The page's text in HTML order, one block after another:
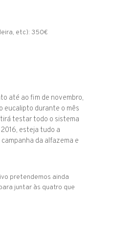
etc): 350€
até ao fim de novembro,
eucalipto durante o mês
testar todo o sistema
esteja tudo a
da alfazema e
pretendemos ainda
juntar às quatro que